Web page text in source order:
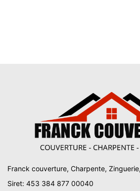
Franck couverture, Charpente,
Siret: 453 384 877 00040